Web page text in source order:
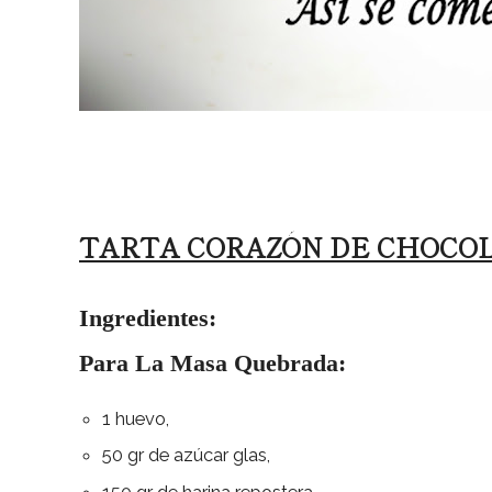
TARTA CORAZÓN DE
Ingredientes:
Para La Masa Quebrada:
1 huevo,
50 gr de azúcar glas,